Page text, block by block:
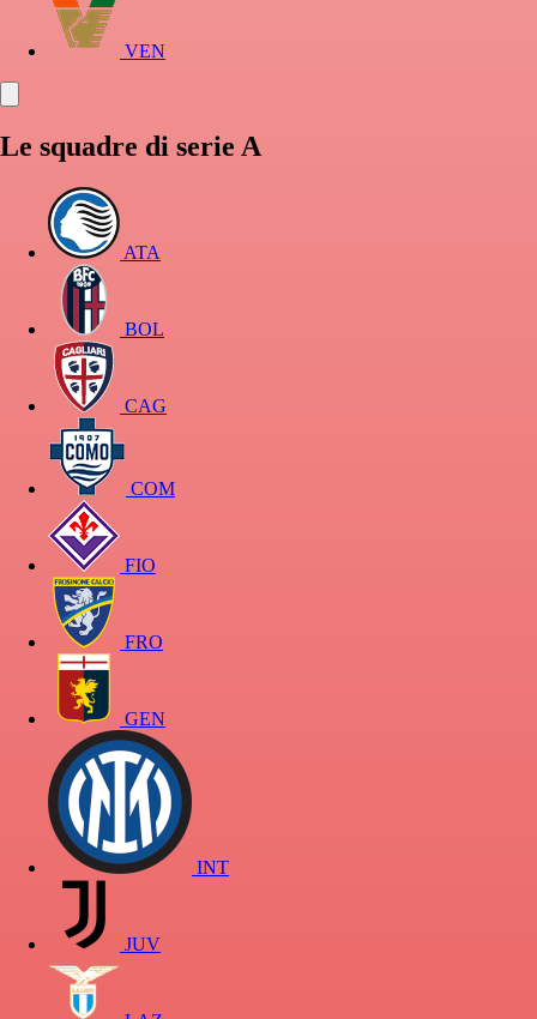
VEN
Le squadre di serie A
ATA
BOL
CAG
COM
FIO
FRO
GEN
INT
JUV